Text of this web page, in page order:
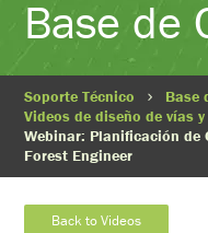
Base de
Soporte Técnico Base
Videos de diseño de vías
Webinar: Planificación de
Forest Engineer
Back to Videos